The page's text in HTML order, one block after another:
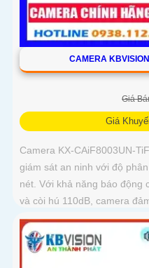
CAMERA
Giá
Giá
Camera KX-CAiF8003UN-
giám sát an ninh với độ
nét. Với khả năng báo động
và còi hú 110dB, camera
có xâm nhậpThiết bị
CAiF8003UN-TiF-A tích hợp
Loa rõ ràng để mang lại trải